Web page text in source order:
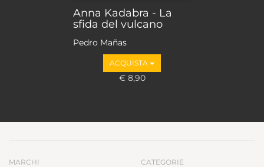
Anna Kadabra - La
sfida del vulcano
Pedro Mañas
ACQUISTA
€ 8,90
MARCHI
CATEGORIE